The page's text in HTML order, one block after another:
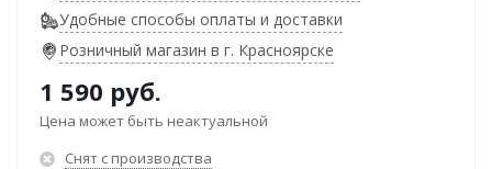
Удобные способы оплаты и доставки
Розничный магазин в г. Красноярске
1 590 руб.
Цена может быть неактуальной
Снят с производства